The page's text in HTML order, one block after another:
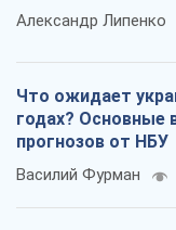
Александр Липенко
Что ожидает
годах? Основные
прогнозов от НБУ
Василий Фурман